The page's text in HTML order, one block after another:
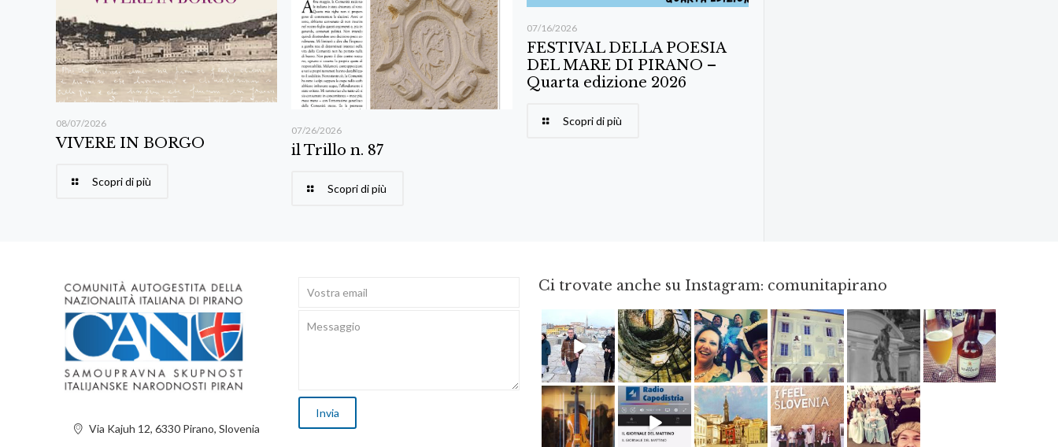
08/07/2026
VIVERE IN BORGO
Scopri di più
07/26/2026
il Trillo n. 87
Scopri di più
07/16/2026
FESTIVAL DELLA POESIA
DEL MARE DI PIRANO –
Quarta edizione 2026
Scopri di più
Via Kajuh 12, 6330 Pirano, Slovenia
Ci trovate anche su Instagram: comunitapirano
Feb 16 Ago 3 Mag 23 Apr 3 Apr 18 Giu 3